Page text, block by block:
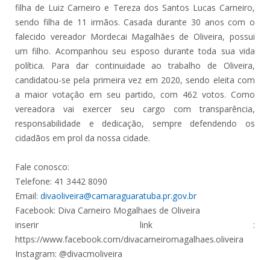
filha de Luiz Carneiro e Tereza dos Santos Lucas Carneiro,
sendo filha de 11 irmãos. Casada durante 30 anos com o
falecido vereador Mordecai Magalhães de Oliveira, possui
um filho. Acompanhou seu esposo durante toda sua vida
política. Para dar continuidade ao trabalho de Oliveira,
candidatou-se pela primeira vez em 2020, sendo eleita com
a maior votação em seu partido, com 462 votos. Como
vereadora vai exercer seu cargo com transparência,
responsabilidade e dedicação, sempre defendendo os
cidadãos em prol da nossa cidade.
Fale conosco:
Telefone: 41 3442 8090
Email: divaoliveira@camaraguaratuba.pr.gov.br
Facebook: Diva Carneiro Mogalhaes de Oliveira
inserir link :
https://www.facebook.com/divacarneiromagalhaes.oliveira
Instagram: @divacmoliveira